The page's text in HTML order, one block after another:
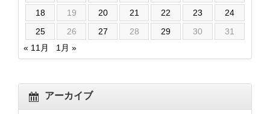
18
19 20 21 22 23
24
25
26 27 28 29 30
31
« 11月
1月 »
アーカイブ